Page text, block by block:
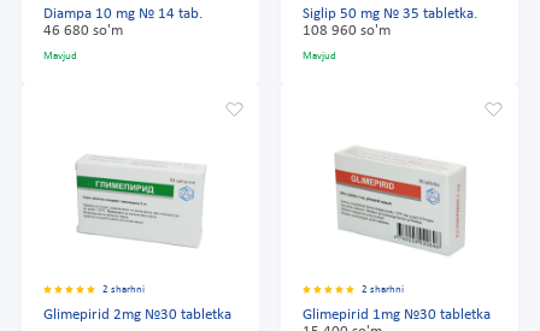
Diampa 10 mg № 14 tab.
46 680 so'm
Mavjud
Siglip 50 mg № 35 tabletka.
108 960 so'm
Mavjud
2 sharhni
Glimepirid 2mg №30 tabletka
2 sharhni
Glimepirid 1mg №30 tabletka